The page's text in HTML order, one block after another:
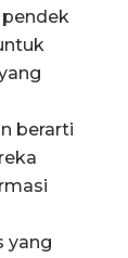
berarti
yang